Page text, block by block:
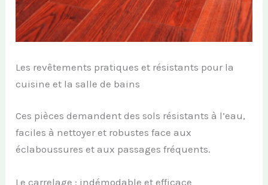
Les revêtements pratiques et résistants pour la
cuisine et la salle de bains
Ces pièces demandent des sols résistants à l’eau,
faciles à nettoyer et robustes face aux
éclaboussures et aux passages fréquents.
Le carrelage : indémodable et efficace